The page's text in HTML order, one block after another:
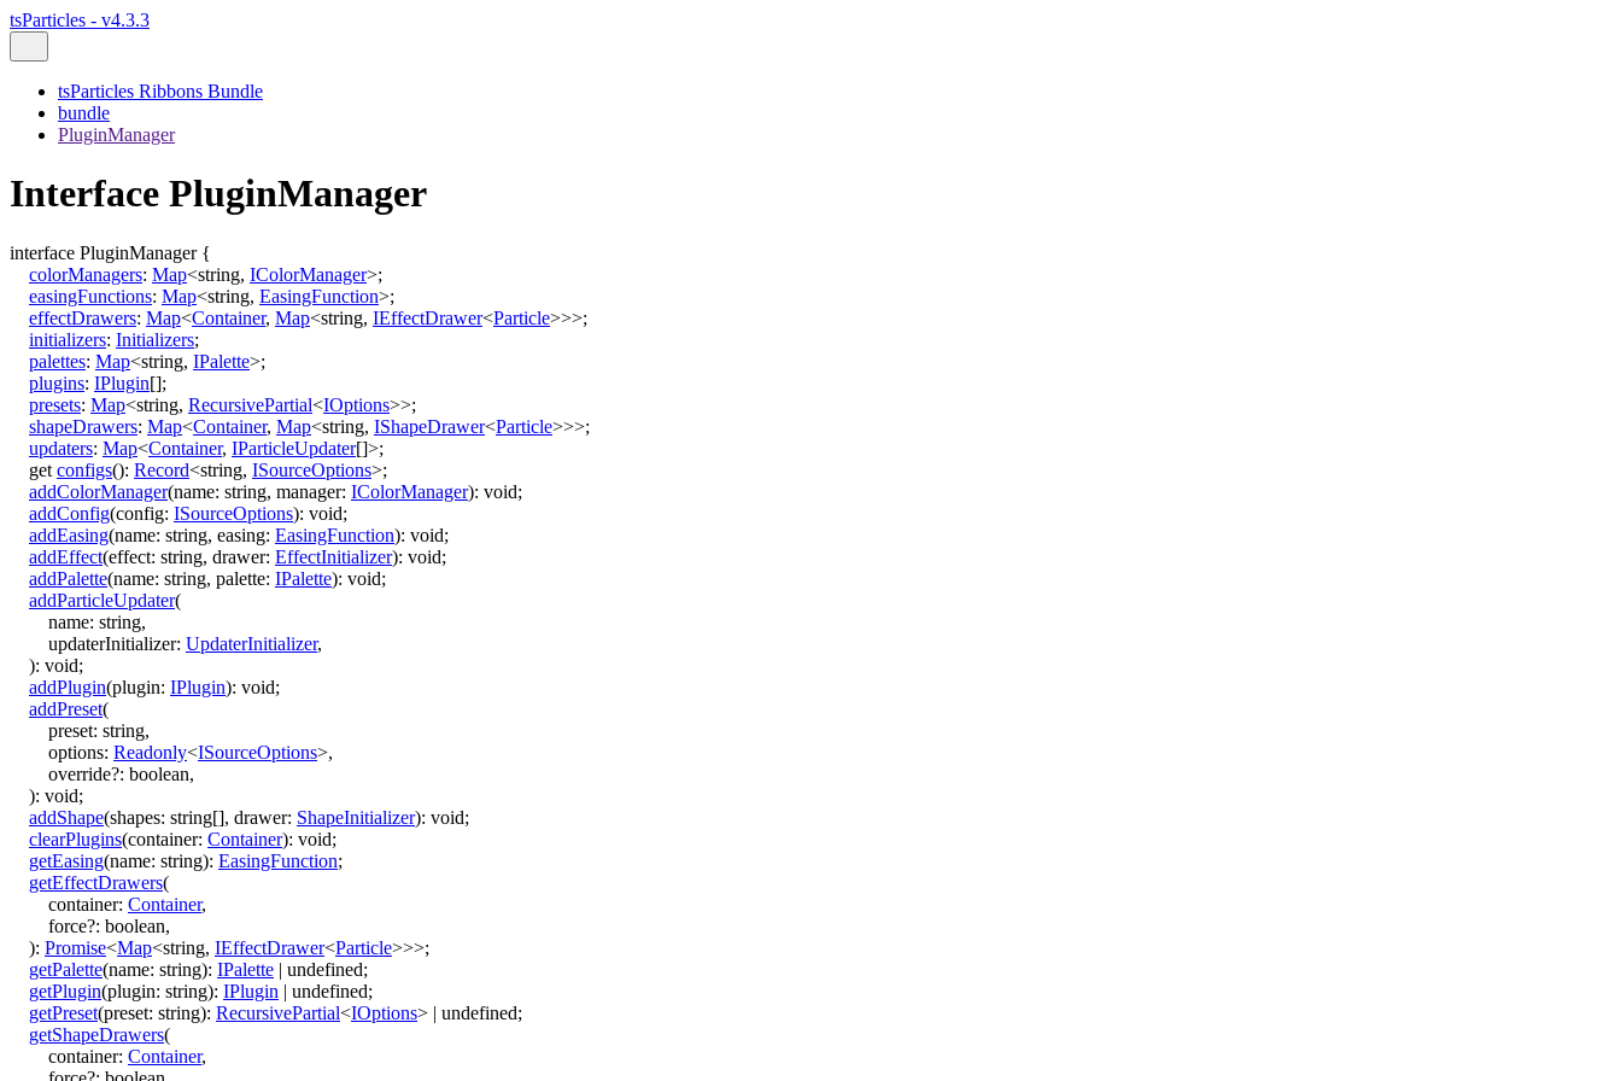
tsParticles - v4.3.3
tsParticles Ribbons Bundle
bundle
PluginManager
Interface PluginManager
interface PluginManager {
colorManagers: Map<string, IColorManager>;
easingFunctions: Map<string, EasingFunction>;
effectDrawers: Map<Container, Map<string, IEffectDrawer<Particle>>>;
initializers: Initializers;
palettes: Map<string, IPalette>;
plugins: IPlugin[];
presets: Map<string, RecursivePartial<IOptions>>;
shapeDrawers: Map<Container, Map<string, IShapeDrawer<Particle>>>;
updaters: Map<Container, IParticleUpdater[]>;
get configs(): Record<string, ISourceOptions>;
addColorManager(name: string, manager: IColorManager): void;
addConfig(config: ISourceOptions): void;
addEasing(name: string, easing: EasingFunction): void;
addEffect(effect: string, drawer: EffectInitializer): void;
addPalette(name: string, palette: IPalette): void;
addParticleUpdater(
name: string,
updaterInitializer: UpdaterInitializer,
): void;
addPlugin(plugin: IPlugin): void;
addPreset(
preset: string,
options: Readonly<ISourceOptions>,
override?: boolean,
): void;
addShape(shapes: string[], drawer: ShapeInitializer): void;
clearPlugins(container: Container): void;
getEasing(name: string): EasingFunction;
getEffectDrawers(
container: Container,
force?: boolean,
): Promise<Map<string, IEffectDrawer<Particle>>>;
getPalette(name: string): IPalette | undefined;
getPlugin(plugin: string): IPlugin | undefined;
getPreset(preset: string): RecursivePartial<IOptions> | undefined;
getShapeDrawers(
container: Container,